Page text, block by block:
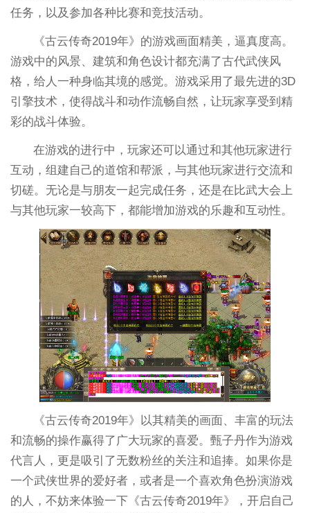
任务，以及参加各种比赛和竞技活动。
《古云传奇2019年》的游戏画面精美，逼真度高。
游戏中的风景、建筑和角色设计都充满了古代武侠风
格，给人一种身临其境的感觉。游戏采用了最先进的3D
引擎技术，使得战斗和动作流畅自然，让玩家享受到精
彩的战斗体验。
在游戏的进行中，玩家还可以通过和其他玩家进行
互动，组建自己的道馆和帮派，与其他玩家进行交流和
切磋。无论是与朋友一起完成任务，还是在比武大会上
与其他玩家一较高下，都能增加游戏的乐趣和互动性。
《古云传奇2019年》以其精美的画面、丰富的玩法
和流畅的操作赢得了广大玩家的喜爱。甄子丹作为游戏
代言人，更是吸引了无数粉丝的关注和追捧。如果你是
一个武侠世界的爱好者，或者是一个喜欢角色扮演游戏
的人，不妨来体验一下《古云传奇2019年》，开启自己